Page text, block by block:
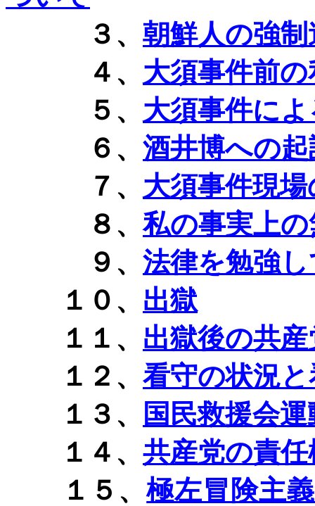
３、 朝鮮人の強
４、 大須事件前
５、 大須事件に
６、 酒井博への
７、 大須事件現場
８、私の事実上
９、 法律を勉強
１０、 出獄
１１、 出獄後の共
１２、 看守の状況
１３、
国民救援会
１４、 共産党の責
１５、極左冒険主